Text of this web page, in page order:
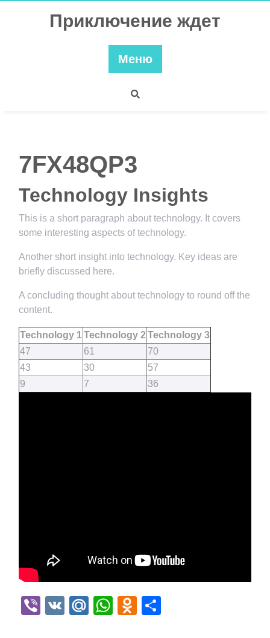
Приключение ждет
Меню
7FX48QP3
Technology Insights
This is a short paragraph about technology. It covers
some interesting aspects of technology.
Another short insight into technology. Key ideas are
briefly discussed here.
A concluding thought about technology to round off the
content.
Technology 1Technology 2 Technology 3
47
61
70
43
30
57
9
7 36
Viber
VK Mail.Ru
WhatsApp
Odnoklassniki